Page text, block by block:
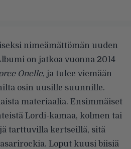
nimeämättömän uuden
on jatkoa vuonna 2014
Onelle, ja tulee viemään
osin uusille suunnille.
materiaalia. Ensimmäiset
Lordi-kamaa, kolmen tai
tarttuvilla kertseillä, sitä
Loput kuusi biisiä